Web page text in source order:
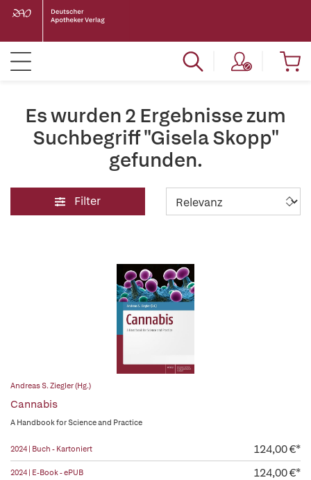
Es wurden 2 Ergebnisse zum
Suchbegriff "Gisela Skopp"
gefunden.
Filter
Andreas S. Ziegler (Hg.)
Cannabis
A Handbook for Science and Practice
2024 | Buch - Kartoniert 124,00 €*
2024 | E-Book - ePUB 124,00 €*